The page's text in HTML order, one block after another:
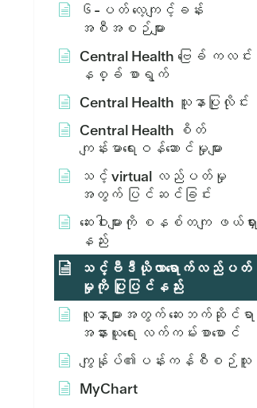
၆-ပတ် လေ့ကျင့်ခန်း
အစီအစဉ်များ
Central Health ဗြေခ် ကလင်း
နစ္ခ် စာရွက်
Central Health သူနာပြုလိုင်း
Central Health စိတ်
ကျန်းမာရေးဝန်ဆောင်မှုများ
သင့် virtual လည်ပတ်မှု
အတွက် ပြင်ဆင်ခြင်း
ဆေးဝါးများကို စနစ်တကျ ဖယ်ရှား
နည်း
သင့်ဗီဒီယိုလာရောက်လည်ပတ်
မှုကို ပြုပြင်နည်း
လူနာများအတွက် ဆေးဘက်ဆိုင်ရာ
အနားယူရေး လက်ကမ်းစာစောင်
ကျွန်ုပ်၏ပန်းကန်စီစဉ်သူ
MyChart